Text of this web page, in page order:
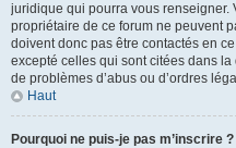
juridique qui pourra vous renseigner.
propriétaire de ce forum ne peuvent
doivent donc pas être contactés en
excepté celles qui sont citées dans
de problèmes d’abus ou d’ordres
Haut
Pourquoi ne puis-je pas m’inscrire ?